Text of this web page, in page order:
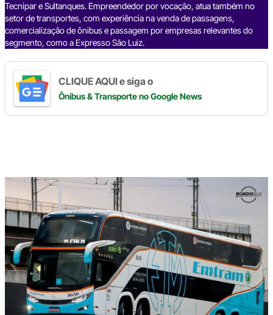
Tecnipar e Sultanques. Empreendedor por vocação, atua também no
setor de transportes, com experiência na venda de passagens,
comercialização de ônibus e passagem por empresas relevantes do
segmento, como a Expresso São Luiz.
CLIQUE AQUI e siga o
Ônibus & Transporteno Google News
Digite
aqui
o
seu
e-
mail